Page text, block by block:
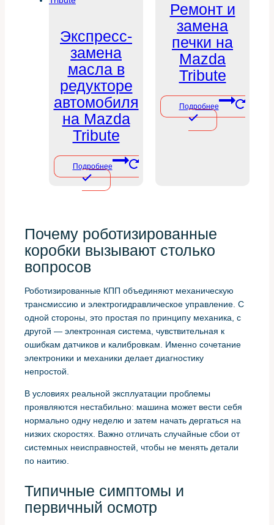
Экспресс-
замена
масла в
редукторе
автомобиля
на Mazda
Tribute
Подробнее
Ремонт и
замена
печки на
Mazda
Tribute
Подробнее
Почему роботизированные
коробки вызывают столько
вопросов
Роботизированные КПП объединяют механическую
трансмиссию и электрогидравлическое управление. С
одной стороны, это простая по принципу механика, с
другой — электронная система, чувствительная к
ошибкам датчиков и калибровкам. Именно сочетание
электроники и механики делает диагностику
непростой.
В условиях реальной эксплуатации проблемы
проявляются нестабильно: машина может вести себя
нормально одну неделю и затем начать дергаться на
низких скоростях. Важно отличать случайные сбои от
системных неисправностей, чтобы не менять детали
по наитию.
Типичные симптомы и
первичный осмотр